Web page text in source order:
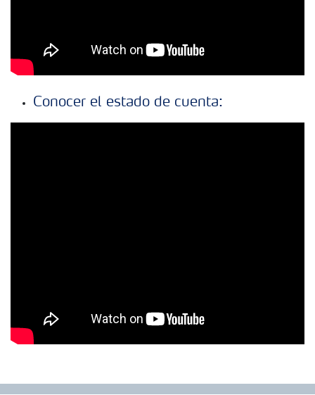
Conocer el estado de cuenta: